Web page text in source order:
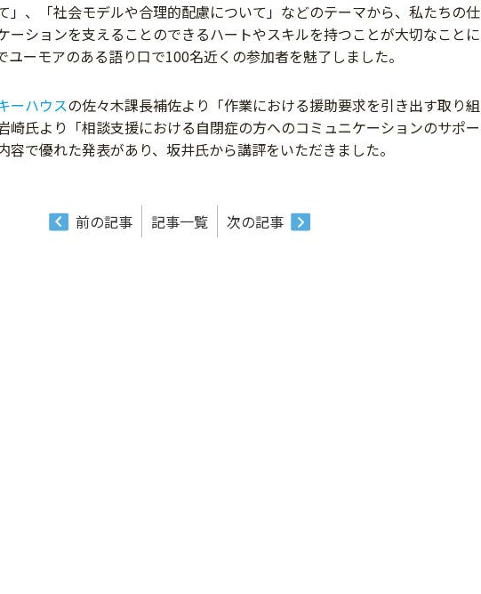
」、「社会モデルや合理的配慮について」などのテーマから、私たちの仕
ーションを支えることのできるハートやスキルを持つことが大切なことに
ユーモアのある語り口で100名近くの参加者を魅了しました。
ーハウスの佐々木課長補佐より 「作業における援助要求を引き出す取り組
崎氏より 「相談支援における自閉症の方へのコミュニケーションのサポー
容で優れた発表があり、坂井氏から講評をいただきました。
前の記事 記事一覧 次の記事